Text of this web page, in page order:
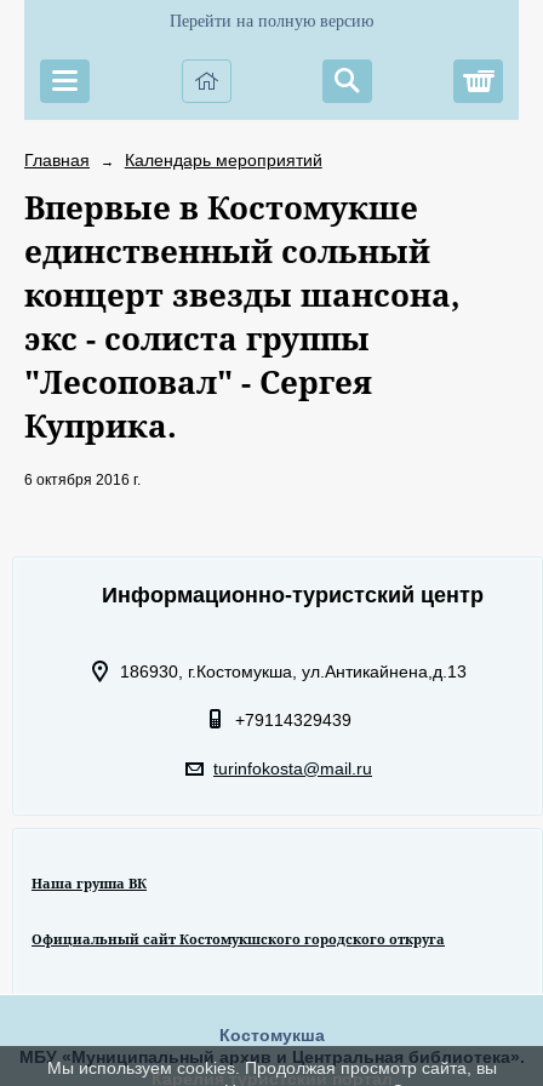
Перейти на полную версию
Главная → Календарь мероприятий
Впервые в Костомукше
единственный сольный
концерт звезды шансона,
экс - солиста группы
"Лесоповал" - Сергея
Куприка.
6 октября 2016 г.
Информационно-туристский центр
186930, г.Костомукша, ул.Антикайнена,д.13
+79114329439
turinfokosta@mail.ru
Наша группа ВК
Официальный сайт Костомукшского городского откруга
Костомукша
МБУ «Муниципальный архив и Центральная библиотека».
Карелия туристский портал
Мы используем cookies. Продолжая просмотр сайта, вы